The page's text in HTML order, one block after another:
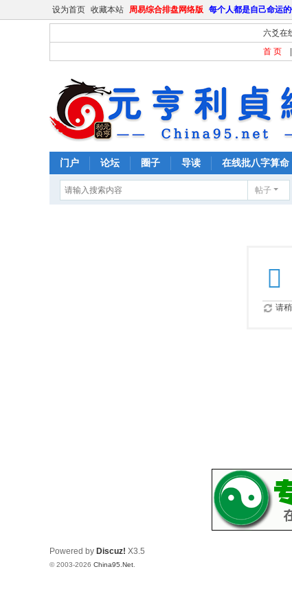
设为首页 收藏本站 周易综合排盘网络版 每个人都是自己命运
六爻在
首 页
门户 论坛 圈子 导读 在线批八字算命
帖子
请
Powered by Discuz! X3.5
© 2003-2026 China95.Net